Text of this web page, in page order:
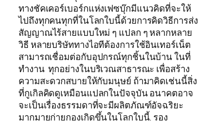
ทางชัคเคอร์เบอร์กแห่งเฟซบุ๊กมีแนวคิดที่จะให้
ไปถึงทุกคนทุกที่ในโลกใบนี้ด้วยการคิดวิธีการส่ง
สัญญาณไร้สายแบบใหม่ ๆ แปลก ๆ หลากหลาย
วิธี หลายบริษัททางไอทีต้องการใช้อินเทอร์เน็ต
สามารถเชื่อมต่อกับอุปกรณ์ทุกชิ้นในบ้าน ในที่
ทำงาน ทุกอย่างในบริเวณสาธารณะ เพื่อสร้าง
ความสะดวกสบายให้กับมนุษย์ ถ้ามาคิดเช่นนี้สิ่ง
ที่กูเกิลคิดดูเหมือนแปลกในปัจจุบัน อนาคตอาจ
จะเป็นเรื่องธรรมดาที่จะมีผลิตภัณฑ์อัจฉริยะ
มากมายก่ายกองเกิดขึ้นในโลกใบนี้. รอง